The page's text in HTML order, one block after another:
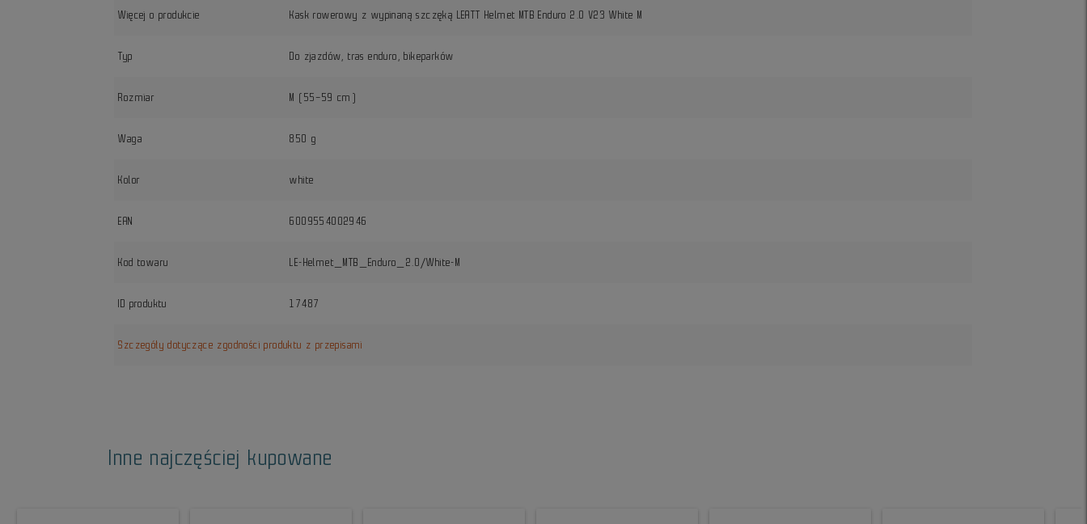
Więcej o produkcie Kask rowerowy z wypinaną szczęką LEATT Helmet MTB Enduro 2.0 V23 White M
Typ Do zjazdów, tras enduro, bikeparków
Rozmiar M (55–59 cm)
Waga 850 g
Kolor white
EAN 6009554002946
Kod towaru LE-Helmet_MTB_Enduro_2.0/White-M
ID produktu 17487
Szczegóły dotyczące zgodności produktu z przepisami
Inne najczęściej kupowane